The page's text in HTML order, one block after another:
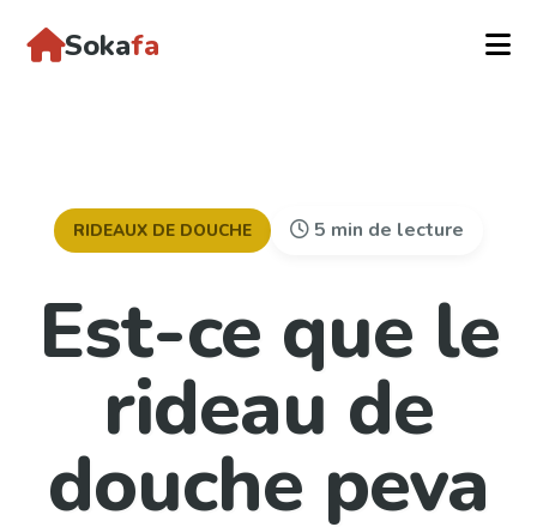
Sokafa
RIDEAUX DE DOUCHE 5 min de lecture
Est-ce que le
rideau de
douche peva